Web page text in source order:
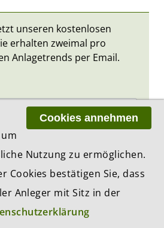
unseren kostenlosen
erhalten zweimal pro
Anlagetrends per Email.
Cookies annehmen
Nutzung zu ermöglichen.
Cookies bestätigen Sie, dass
Anleger mit Sitz in der